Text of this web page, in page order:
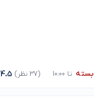
بسته تا 10:00 4.5 (37 نظر)